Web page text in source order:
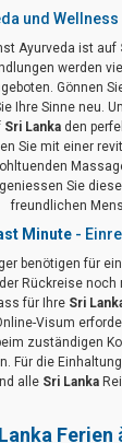
und Wellness
Ayurveda ist auf
werden
Gönnen
Ihre Sinne neu.
Sri Lanka den
Sie mit einer
Sie
freundlichen
Minute -
benötigen für ein
Rückreise
für Ihre Sri
Visum
zuständigen
Für die
alle Sri Lanka
Ferien